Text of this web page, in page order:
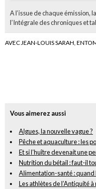
A l’issue de chaque émission,
l’Intégrale des chroniques et
AVEC JEAN-LOUIS SARAH,
Vous aimerez aussi
Algues, la nouvelle vague ?
Pêche et aquaculture : les
Et si l’huître devenait une
Nutrition du bétail : faut-il
Alimentation-santé :
Les athlètes de l’Antiquité